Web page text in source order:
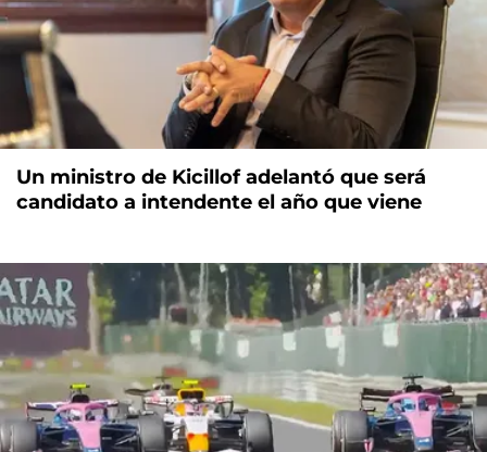
Un ministro de Kicillof adelantó que será
candidato a intendente el año que viene